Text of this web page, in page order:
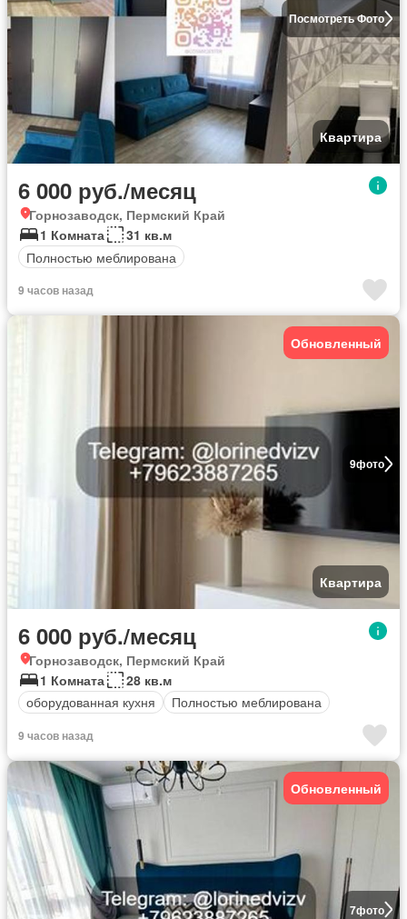
Посмотреть Фото
Квартира
6 000 руб./месяц
Горнозаводск, Пермский Край
1 Комната
31 кв.м
Полностью меблирована
9 часов назад
9фото
Обновленный
Квартира
6 000 руб./месяц
Горнозаводск, Пермский Край
1 Комната
28 кв.м
оборудованная кухня
Полностью меблирована
9 часов назад
7фото
Обновленный